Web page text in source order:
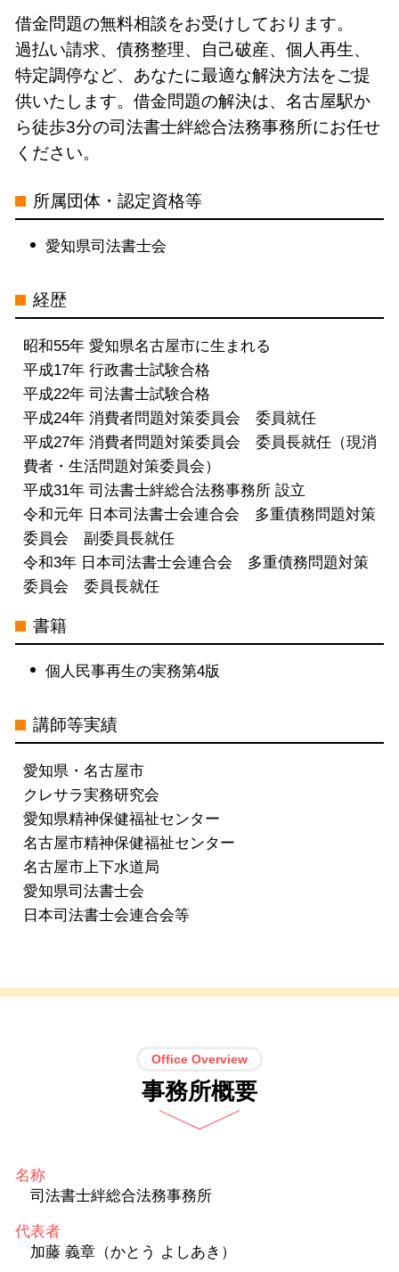
岐阜県
過払い金請求 司法書士 電話 無料相談
三重県
自己破産 司法書士 電話 無料相談 岐
阜県
借金問題 司法書士 電話 無料相談 中
村区
愛知県
特定調停 司法書士 電話 無料相談 三
重県
個人再生 司法書士 電話 無料相談 三
重県
過払い金請求 司法書士 電話 無料相談
中村区
自己破産 司法書士 電話 無料相談 中
村区
債務整理 司法書士 電話 無料相談 愛
知県
借金問題の無料相談をお受けしております。
過払い請求、債務整理、自己破産、個人再生、
特定調停など、あなたに最適な解決方法をご提
供いたします。借金問題の解決は、名古屋駅か
ら徒歩3分の司法書士絆総合法務事務所にお任せ
ください。
所属団体・認定資格等
愛知県司法書士会
経歴
昭和55年 愛知県名古屋市に生まれる
平成17年 行政書士試験合格
平成22年 司法書士試験合格
平成24年 消費者問題対策委員会 委員就任
平成27年 消費者問題対策委員会 委員長就任（現消
費者・生活問題対策委員会）
平成31年 司法書士絆総合法務事務所 設立
令和元年 日本司法書士会連合会 多重債務問題対策
委員会 副委員長就任
令和3年 日本司法書士会連合会 多重債務問題対策
委員会 委員長就任
書籍
個人民事再生の実務第4版
講師等実績
愛知県・名古屋市
クレサラ実務研究会
愛知県精神保健福祉センター
名古屋市精神保健福祉センター
名古屋市上下水道局
愛知県司法書士会
日本司法書士会連合会等
Office Overview
事務所概要
名称
司法書士絆総合法務事務所
代表者
加藤 義章（かとう よしあき）